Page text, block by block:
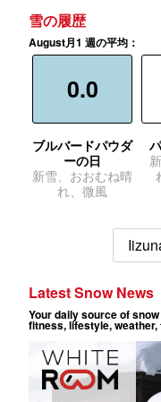
雪の履歴
August月1 週の平均：
0.0
ブルバードパウダ
ーの日
新雪、おおむね晴
れ、微風